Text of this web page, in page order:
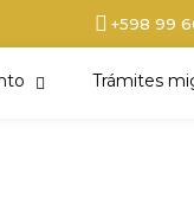
+598 99
Trámites